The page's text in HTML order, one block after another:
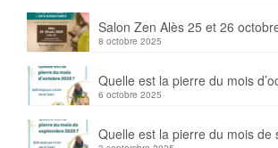
Salon Zen Alès 25 et 26
8 octobre 2025
Quelle est la pierre du mois
6 octobre 2025
Quelle est la pierre du mois de